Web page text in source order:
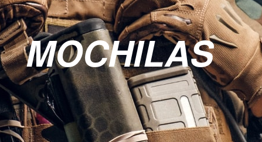
MOCHILAS